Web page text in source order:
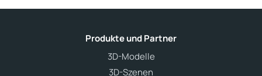
Produkte und Partner
3D-Modelle
3D-Szenen